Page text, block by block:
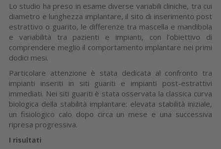
Lo studio ha preso in esame diverse variabili cliniche, tra cui
diametro e lunghezza implantare, il sito di inserimento post
estrattivo o guarito, le differenze tra mascella e mandibola
e variabilità tra pazienti e impianti, con l’obiettivo di
comprendere meglio il comportamento implantare nei primi
dodici mesi.
Particolare attenzione è stata dedicata al confronto tra
impianti inseriti in siti guariti e impianti post-estrattivi
immediati. Nei siti guariti è stata osservata la classica curva
biologica della stabilità implantare: elevata stabilità iniziale,
un fisiologico calo dopo circa un mese e una successiva
ripresa progressiva.
I risultati